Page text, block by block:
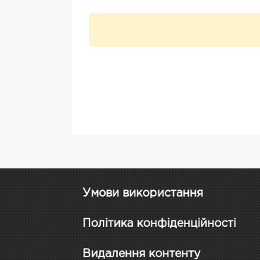
Умови використання
Політика конфіденційності
Видалення контенту